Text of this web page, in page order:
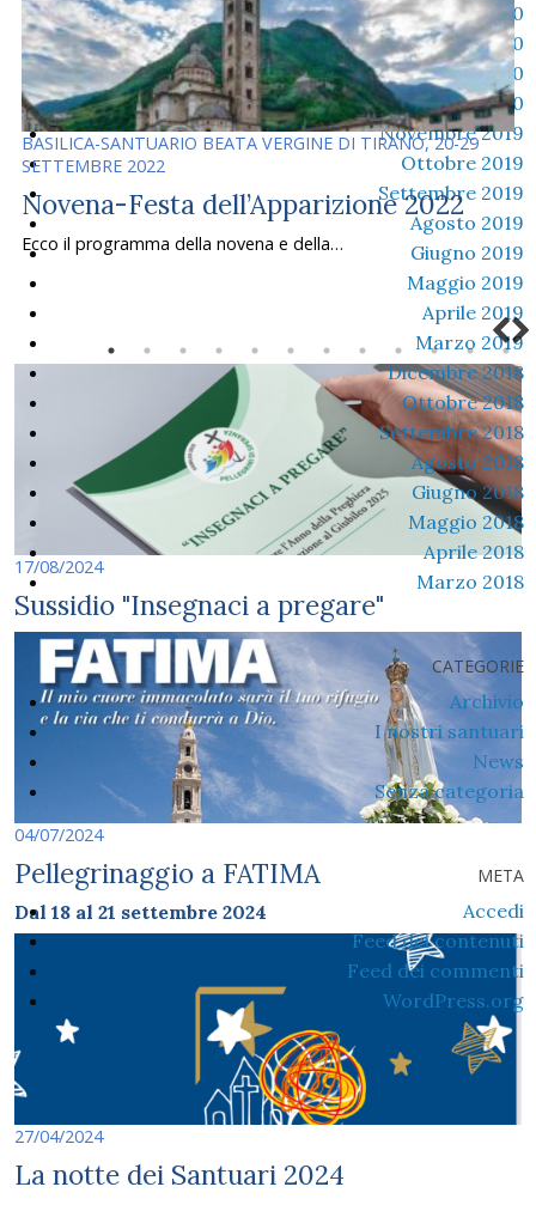
Ottobre 2020
Settembre 2020
Maggio 2020
Febbraio 2020
Novembre 2019
Ottobre 2019
Settembre 2019
Agosto 2019
Giugno 2019
Maggio 2019
Aprile 2019
Marzo 2019
Dicembre 2018
Ottobre 2018
Settembre 2018
Agosto 2018
Giugno 2018
Maggio 2018
Aprile 2018
Marzo 2018
CATEGORIE
Archivio
I nostri santuari
News
Senza categoria
META
Accedi
Feed dei contenuti
Feed dei commenti
WordPress.org
BASILICA-SANTUARIO BEATA VERGINE DI TIRANO, 20-29
SETTEMBRE 2022
Novena-Festa dell’Apparizione 2022
Ecco il programma della novena e della…
17/08/2024
Sussidio "Insegnaci a pregare"
04/07/2024
Pellegrinaggio a FATIMA
Dal 18 al 21 settembre 2024
27/04/2024
La notte dei Santuari 2024